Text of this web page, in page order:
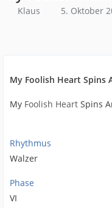
Klaus 5. Oktober
My Foolish Heart Spins
My Foolish Heart Spins
Rhythmus
Walzer
Phase
VI